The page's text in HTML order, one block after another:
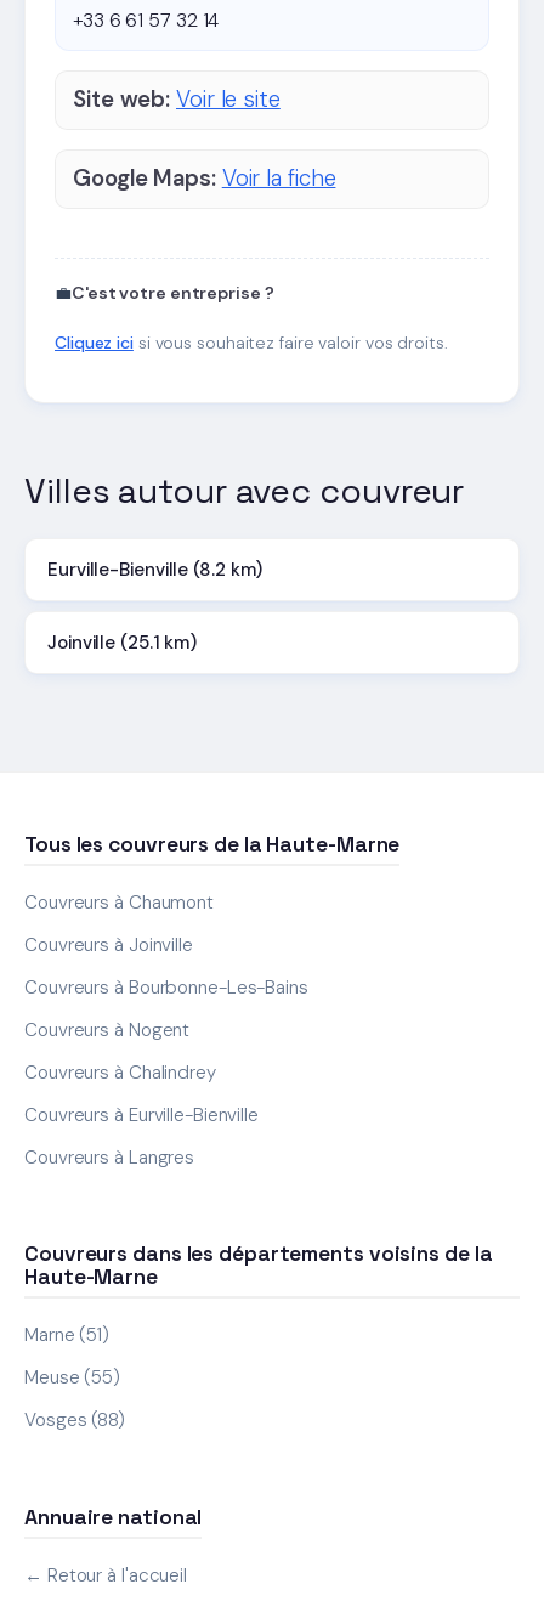
+33 6 61 57 32 14
Site web: Voir le site
Google Maps: Voir la fiche
💼C'est votre entreprise ?
Cliquez icisi vous souhaitez faire valoir vos droits.
Villes autour avec couvreur
Eurville-Bienville (8.2 km)
Joinville (25.1 km)
Tous les couvreurs de la Haute-Marne
Couvreurs à Chaumont
Couvreurs à Joinville
Couvreurs à Bourbonne-Les-Bains
Couvreurs à Nogent
Couvreurs à Chalindrey
Couvreurs à Eurville-Bienville
Couvreurs à Langres
Couvreurs dans les départements voisins de la
Haute-Marne
Marne (51)
Meuse (55)
Vosges (88)
Annuaire national
← Retour à l'accueil